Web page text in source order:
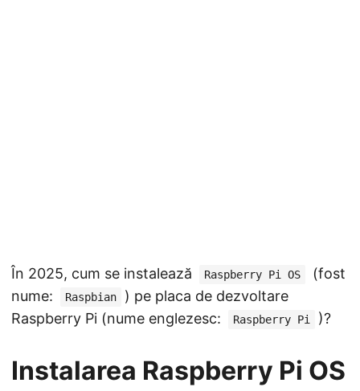
În 2025, cum se instalează Raspberry Pi OS
(fost
nume:
Raspbian
) pe placa de dezvoltare
Raspberry Pi (nume englezesc:
Raspberry Pi )?
Instalarea Raspberry Pi OS